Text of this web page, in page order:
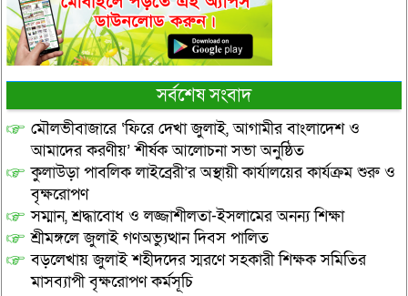
সর্বশেষ সংবাদ
মৌলভীবাজারে ‘ফিরে দেখা জুলাই, আগামীর বাংলাদেশ ও
আমাদের করণীয়’ শীর্ষক আলোচনা সভা অনুষ্ঠিত
কুলাউড়া পাবলিক লাইব্রেরী’র অস্থায়ী কার্যালয়ের কার্যক্রম শুরু ও
বৃক্ষরোপণ
সম্মান, শ্রদ্ধাবোধ ও লজ্জাশীলতা-ইসলামের অনন্য শিক্ষা
শ্রীমঙ্গলে জুলাই গণঅভ্যুত্থান দিবস পালিত
বড়লেখায় জুলাই শহীদদের স্মরণে সহকারী শিক্ষক সমিতির
মাসব্যাপী বৃক্ষরোপণ কর্মসূচি